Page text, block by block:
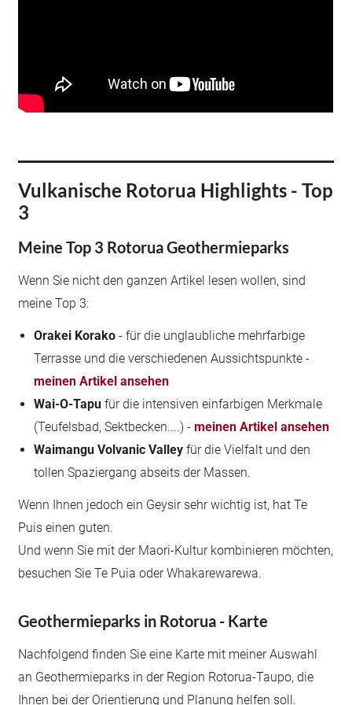
Vulkanische Rotorua Highlights - Top
3
Meine Top 3 Rotorua Geothermieparks
Wenn Sie nicht den ganzen Artikel lesen wollen, sind
meine Top 3:
Orakei Korako - für die unglaubliche mehrfarbige
Terrasse und die verschiedenen Aussichtspunkte -
meinen Artikel ansehen
Wai-O-Tapu für die intensiven einfarbigen Merkmale
(Teufelsbad, Sektbecken....) -meinen Artikel ansehen
Waimangu Volvanic Valley für die Vielfalt und den
tollen Spaziergang abseits der Massen.
Wenn Ihnen jedoch ein Geysir sehr wichtig ist, hat Te
Puis einen guten.
Und wenn Sie mit der Maori-Kultur kombinieren möchten,
besuchen Sie Te Puia oder Whakarewarewa.
Geothermieparks in Rotorua - Karte
Nachfolgend finden Sie eine Karte mit meiner Auswahl
an Geothermieparks in der Region Rotorua-Taupo, die
Ihnen bei der Orientierung und Planung helfen soll.